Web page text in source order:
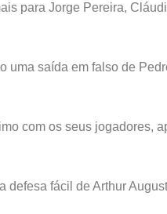
para Jorge Pereira,
uma saída em falso de
com os seus jogadores,
defesa fácil de Arthur